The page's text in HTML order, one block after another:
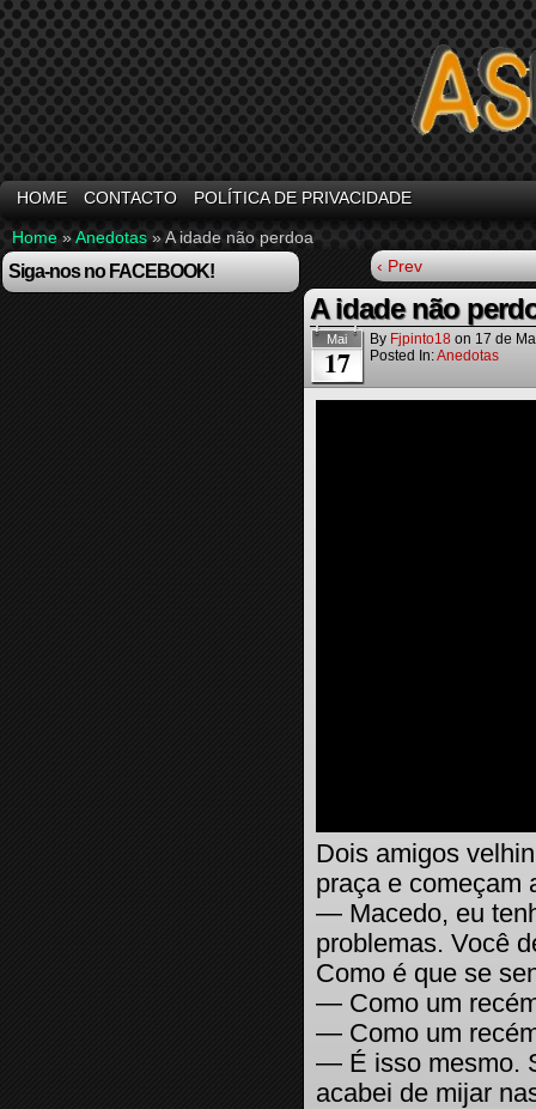
HOME CONTACTO POLÍTICA DE PRIVACIDADE
Home »Anedotas »A idade não perdoa
Siga-nos no FACEBOOK! ‹ Prev
A idade não
Mai
17
By Fjpinto18 on 17 de
Posted In:Anedotas
Dois amigos
praça e começam
— Macedo, eu
problemas. Você
Como é que se
— Como um
— Como um
— É isso mesmo.
acabei de mijar